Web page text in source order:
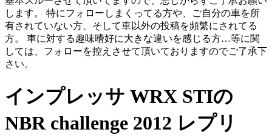
します。 特にフォローしまくってる方や、ご自分の車を所
有されていない方、そして車以外の投稿を頻繁にされてる
方。 車に対する趣味嗜好に大きな違いを感じる方…等に関
しては、フォローを控えさせて頂いておりますのでご了承下
さい。
インプレッサ WRX STIの
NBR challenge 2012 レプリ